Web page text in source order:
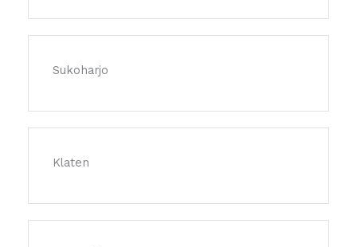
Sukoharjo
Klaten